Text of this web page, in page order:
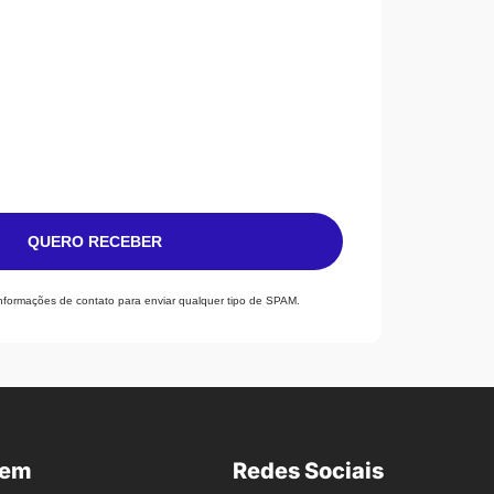
QUERO RECEBER
de contato para enviar qualquer tipo de SPAM.
Redes Sociais